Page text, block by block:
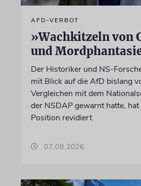
AFD-VERBOT
»Wachkitzeln von
und
Der Historiker und NS-
mit Blick auf die AfD bislang
Vergleichen mit dem
der NSDAP gewarnt hatte,
Position revidiert
07.08.2026